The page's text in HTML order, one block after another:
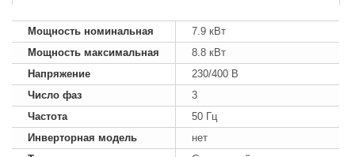
Мощность номинальная
7.9 кВт
Мощность максимальная
8.8 кВт
Напряжение
230/400 В
Число фаз
3
Частота
50 Гц
Инверторная модель
нет